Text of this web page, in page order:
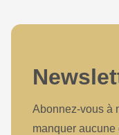
Abonnez-vous à
manquer